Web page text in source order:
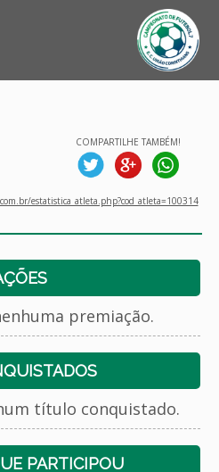
COMPARTILHE TAMBÉM!
estatistica_atleta.php?cod_atleta=100314
premiação.
título conquistado.
PARTICIPOU